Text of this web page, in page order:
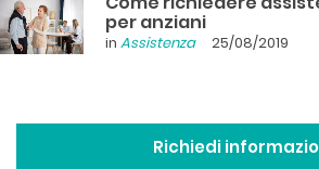
per anziani
in Assistenza 25/08/2019
Richiedi